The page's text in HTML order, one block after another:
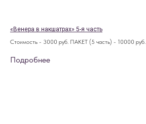
«Венера в накшатрах» 5-я часть
Стоимость - 3000 руб. ПАКЕТ (5 часть) - 10000 руб.
Подробнее